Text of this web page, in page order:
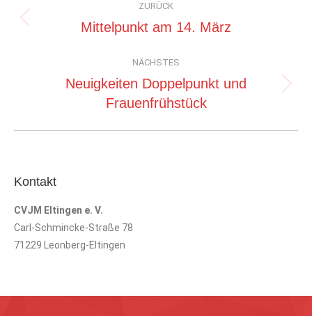
ZURÜCK
Vorheriger
Mittelpunkt am 14. März
NÄCHSTES
Nächster
Beitrag:
Neuigkeiten Doppelpunkt und
Frauenfrühstück
Kontakt
CVJM Eltingen e. V.
Carl-Schmincke-Straße 78
71229 Leonberg-Eltingen